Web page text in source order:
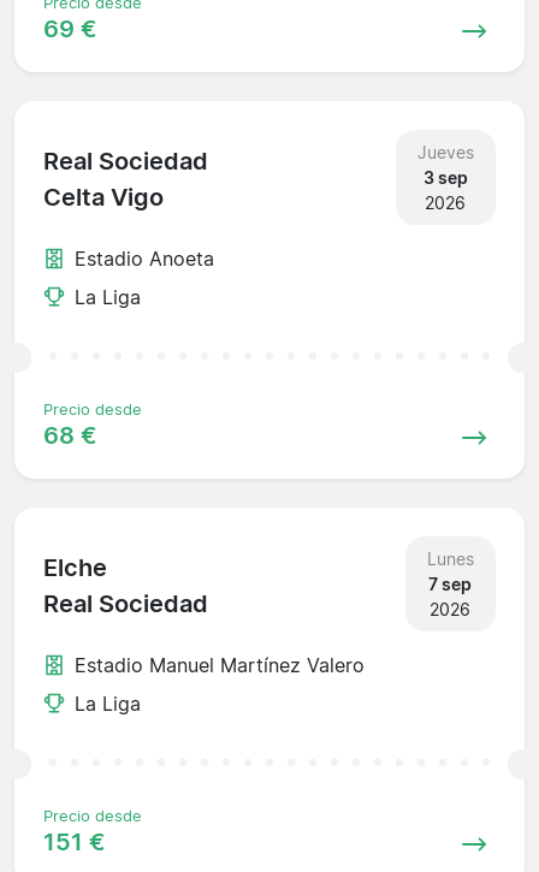
69 €
Real Sociedad
Celta Vigo
Jueves
3 sep
2026
Estadio Anoeta
La Liga
Precio desde
68 €
Elche
Real Sociedad
Lunes
7 sep
2026
Estadio Manuel Martínez Valero
La Liga
Precio desde
151 €